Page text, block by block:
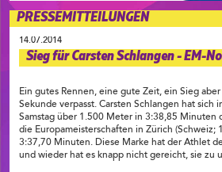
PRESSEMITTEILUNGEN
14.07.2014
Sieg für Carsten Schlangen - EM-
Ein gutes Rennen, eine gute Zeit, ein Sieg
Sekunde verpasst. Carsten Schlangen hat sich
Samstag über 1.500 Meter in 3:38,85 Minuten
die Europameisterschaften in Zürich (Schweiz;
3:37,70 Minuten. Diese Marke hat der Athlet
und wieder hat es knapp nicht gereicht, sie zu